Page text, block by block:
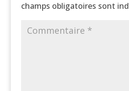
champs obligatoires sont